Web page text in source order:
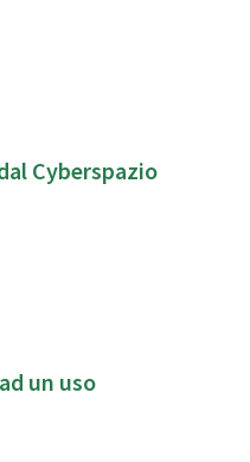
Cyberspazio
un uso